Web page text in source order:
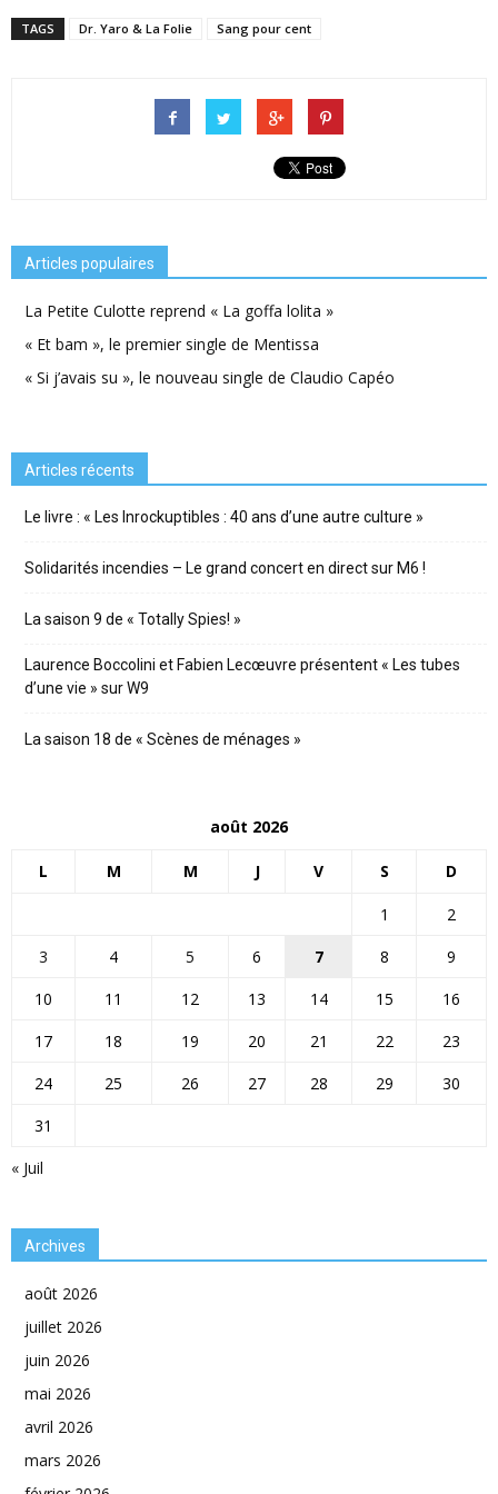
TAGS Dr. Yaro & La Folie Sang pour cent
Articles populaires
La Petite Culotte reprend « La goffa lolita »
« Et bam », le premier single de Mentissa
« Si j’avais su », le nouveau single de Claudio Capéo
Articles récents
Le livre : « Les Inrockuptibles : 40 ans d’une autre culture »
Solidarités incendies – Le grand concert en direct sur M6 !
La saison 9 de « Totally Spies! »
Laurence Boccolini et Fabien Lecœuvre présentent « Les tubes
d’une vie » sur W9
La saison 18 de « Scènes de ménages »
août 2026
L M M J V S D
« Juil
1
2
3
4 5 6 7 8
9
10
11 12 13 14 15
16
17
18 19 20 21 22
23
24
25 26 27 28 29
30
31
Archives
août 2026
juillet 2026
juin 2026
mai 2026
avril 2026
mars 2026